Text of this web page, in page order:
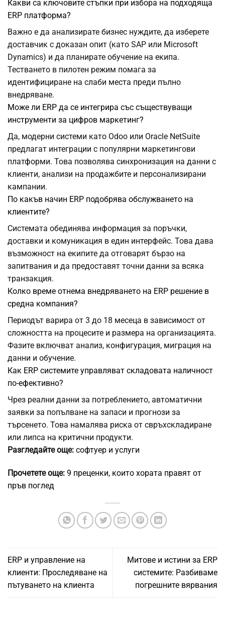
Какви са ключовите стъпки при избора на подходяща
ERP платформа?
Важно е да анализирате бизнес нуждите, да изберете
доставчик с доказан опит (като SAP или Microsoft
Dynamics) и да планирате обучение на екипа.
Тестването в пилотен режим помага за
идентифициране на слаби места преди пълно
внедряване.
Може ли ERP да се интегрира със съществуващи
инструменти за цифров маркетинг?
Да, модерни системи като Odoo или Oracle NetSuite
предлагат интеграции с популярни маркетингови
платформи. Това позволява синхронизация на данни с
клиенти, анализи на продажбите и персонализирани
кампании.
По какъв начин ERP подобрява обслужването на
клиентите?
Системата обединява информация за поръчки,
доставки и комуникация в един интерфейс. Това дава
възможност на екипите да отговарят бързо на
запитвания и да предоставят точни данни за всяка
транзакция.
Колко време отнема внедряването на ERP решение в
средна компания?
Периодът варира от 3 до 18 месеца в зависимост от
сложността на процесите и размера на организацията.
Фазите включват анализ, конфигурация, миграция на
данни и обучение.
Как ERP системите управляват складовата наличност
по-ефективно?
Чрез реални данни за потреблението, автоматични
заявки за попълване на запаси и прогнози за
търсенето. Това намалява риска от свръхскладиране
или липса на критични продукти.
Разгледайте още: софтуер и услуги
Прочетете още: 9 преценки, които хората правят от
пръв поглед
ERP и управление на
клиенти: Проследяване на
пътуването на клиента
Митове и истини за ERP
системите: Разбиваме
погрешните вярвания